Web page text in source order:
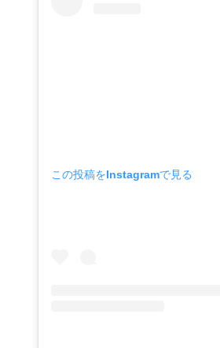
この投稿をInstagramで見る